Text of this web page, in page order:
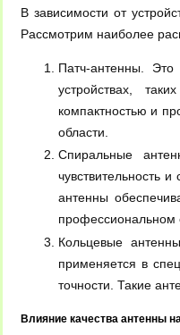
В зависимости от
Рассмотрим наиболее
Патч-антенны.
устройствах,
компактностью и
области.
Спиральные
чувствительность
антенны
профессиональном
Кольцевые
применяется в
точности. Такие
Влияние качества антенны